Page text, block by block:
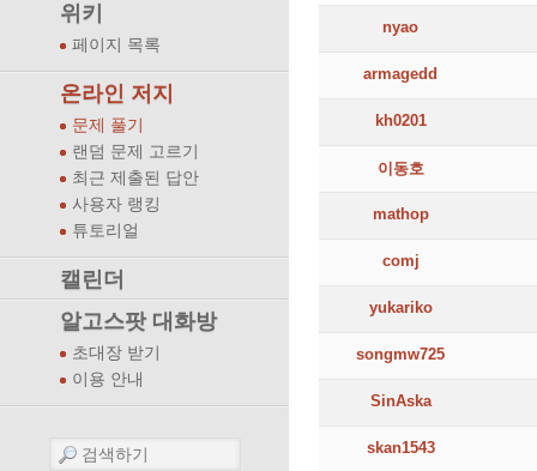
위키
페이지 목록
온라인 저지
문제 풀기
랜덤 문제 고르기
최근 제출된 답안
사용자 랭킹
튜토리얼
캘린더
알고스팟 대화방
초대장 받기
이용 안내
nyao
armagedd
kh0201
이동호
mathop
comj
yukariko
songmw725
SinAska
skan1543